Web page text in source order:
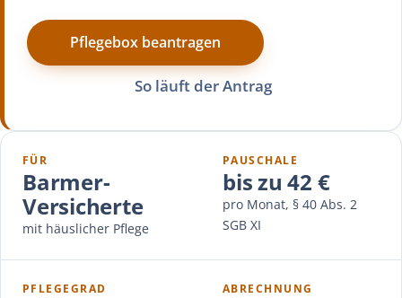
Pflegebox beantragen
So läuft der Antrag
FÜR
Barmer-
Versicherte
mit häuslicher Pflege
PAUSCHALE
bis zu 42 €
pro Monat, § 40 Abs. 2
SGB XI
PFLEGEGRAD ABRECHNUNG